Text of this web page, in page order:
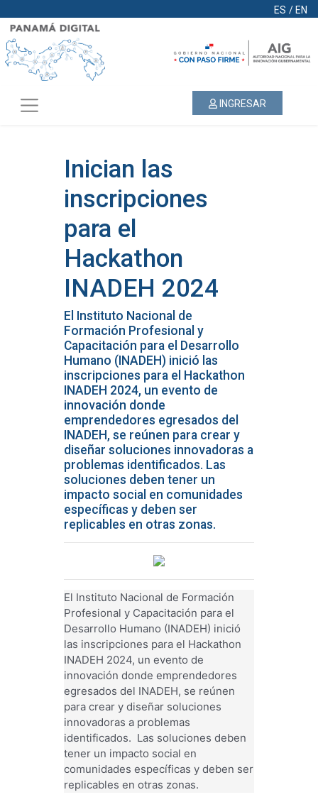
ES / EN
INGRESAR
Inician las
inscripciones
para el
Hackathon
INADEH 2024
El Instituto Nacional de
Formación Profesional y
Capacitación para el Desarrollo
Humano (INADEH) inició las
inscripciones para el Hackathon
INADEH 2024, un evento de
innovación donde
emprendedores egresados del
INADEH, se reúnen para crear y
diseñar soluciones innovadoras a
problemas identificados. Las
soluciones deben tener un
impacto social en comunidades
específicas y deben ser
replicables en otras zonas.
El Instituto Nacional de Formación
Profesional y Capacitación para el
Desarrollo Humano (INADEH) inició
las inscripciones para el Hackathon
INADEH 2024, un evento de
innovación donde emprendedores
egresados del INADEH, se reúnen
para crear y diseñar soluciones
innovadoras a problemas
identificados. Las soluciones deben
tener un impacto social en
comunidades específicas y deben ser
replicables en otras zonas.